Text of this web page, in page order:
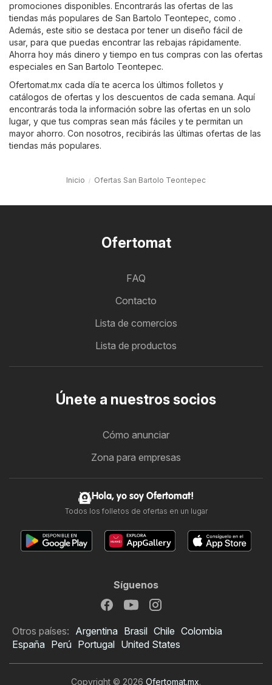
promociones disponibles. Encontrarás las ofertas de las
tiendas más populares de San Bartolo Teontepec, como .
Además, este sitio se destaca por tener un diseño fácil de
usar, para que puedas encontrar las rebajas rápidamente.
Ahorra hoy más dinero y tiempo en tus compras con las ofertas
especiales en San Bartolo Teontepec.
Ofertomat.mx cada día te acerca los últimos folletos y
catálogos de ofertas y los descuentos de cada semana. Aquí
encontrarás toda la información sobre las ofertas en un solo
lugar, y que tus compras sean más fáciles y te permitan un
mayor ahorro. Con nosotros, recibirás las últimas ofertas de las
tiendas más populares.
Inicio Ofertas San Bartolo Teontepec
Ofertomat
FAQ
Contacto
Lista de comercios
Lista de productos
Únete a nuestros socios
Cómo anunciar
Zona para empresas
Hola, yo soy Ofertomat!
Todos los folletos de ofertas en un lugar
Síguenos
Otros países: Argentina Brasil Chile Colombia
España Perú Portugal United States
Copyright © 2026 Ofertomat.mx.